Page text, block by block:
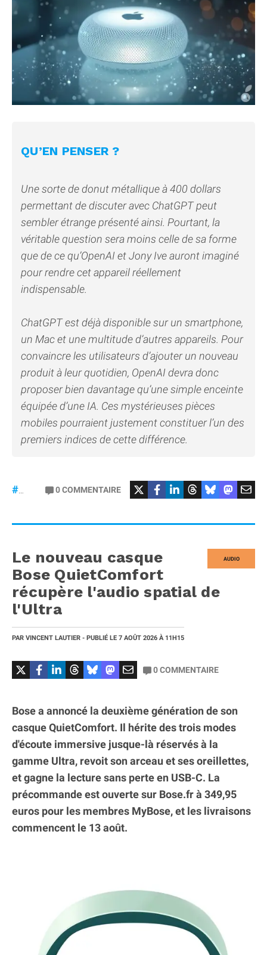
QU’EN PENSER ?
Une sorte de donut métallique à 400 dollars
permettant de discuter avec ChatGPT peut
sembler étrange présenté ainsi. Pourtant, la
véritable question sera moins celle de sa forme
que de ce qu’OpenAI et Jony Ive auront imaginé
pour rendre cet appareil réellement
indispensable.
ChatGPT est déjà disponible sur un smartphone,
un Mac et une multitude d’autres appareils. Pour
convaincre les utilisateurs d’ajouter un nouveau
produit à leur quotidien, OpenAI devra donc
proposer bien davantage qu’une simple enceinte
équipée d’une IA. Ces mystérieuses pièces
mobiles pourraient justement constituer l’un des
premiers indices de cette différence.
#JonyIve #OpenAI
0COMMENTAIRE
AUDIO
Le nouveau casque
Bose QuietComfort
récupère l'audio spatial de
l'Ultra
PAR VINCENT LAUTIER - PUBLIÉ LE 7 AOÛT 2026 À 11H15
0COMMENTAIRE
Bose a annoncé la deuxième génération de son
casque QuietComfort. Il hérite des trois modes
d'écoute immersive jusque-là réservés à la
gamme Ultra, revoit son arceau et ses oreillettes,
et gagne la lecture sans perte en USB-C. La
précommande est ouverte sur Bose.fr à 349,95
euros pour les membres MyBose, et les livraisons
commencent le 13 août.